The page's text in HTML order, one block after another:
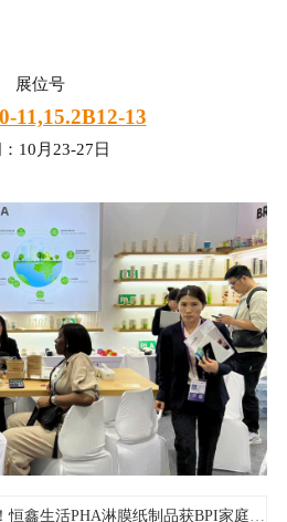
展位号
11,15.2B12-13
10月23-27日
上一篇：喜报|全球首发！恒鑫生活PHA淋膜纸制品获BPI家庭堆肥证书